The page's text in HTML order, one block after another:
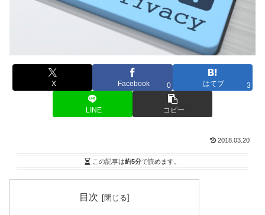
X Facebook 0 はてブ 3
LINE コピー
2018.03.20
この記事は約5分で読めます。
目次